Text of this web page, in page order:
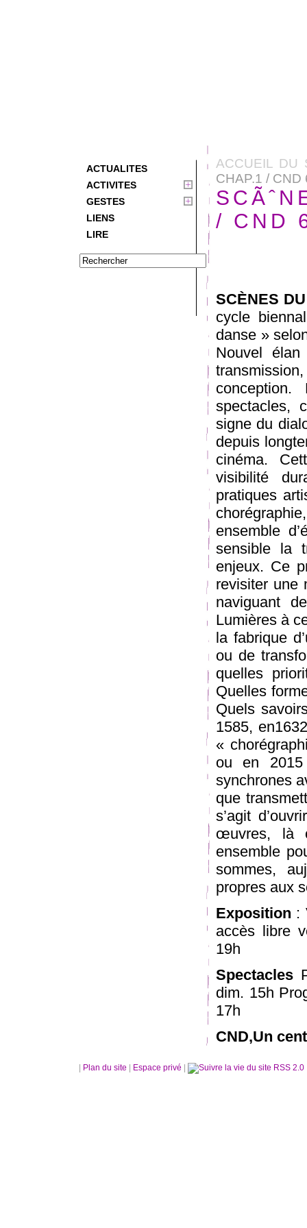
ACTUALITES
ACTIVITES
GESTES
LIENS
LIRE
ACCUEIL DU
CHAP.1 /
/ CND
SCÈNES
cycle
danse »
Nouvel
conception.
spectacles,
signe du
depuis
cinéma.
visibilité
pratiques
ensemble
sensible la
enjeux. Ce
revisiter une
naviguant
Lumières à
la fabrique
ou de
quelles
Quelles
Quels
1585,
«
ou en
synchrones
que
s’agit
œuvres, là
ensemble
sommes,
propres aux
Exposition :
accès libre
19h
Spectacles
dim. 15h
17h
CND,Un
Plan du site Espace privé RSS 2.0